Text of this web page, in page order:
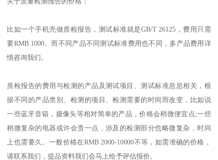
比如一个手机壳做质检报告，测试标准就是GB/T 26125，费用只需
要RMB 1000。而不同产品不同测试标准费用也不同，多产品费用详
情咨询我们。
质检报告的费用与检测的产品及测试项目、测试标准息息相关，根
据不同的产品类别、检测的项目、检测需要的时间而改变，比如说
一些蓝牙音箱，摄像头等相对简单的产品，价格会稍微便宜点;一些
稍微复杂的电器或许会贵一点，涉及的检测部分也略微复杂，时间
上也需要久。一般价格在RMB 2000-10000不等，如需准确的价格，
请联系我们，提品资料我们会马上给予评估报价。